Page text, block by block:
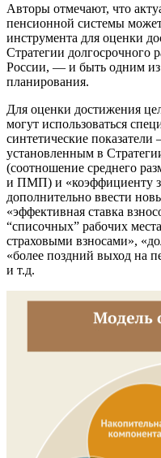
Авторы отмечают, что
пенсионной системы может
инструмента для оценки
Стратегии долгосрочного
России, — и быть одним из
планирования.
Для оценки достижения
могут использоваться
синтетические
установленным в
(соотношение среднего
и ПМП) и «коэффициенту
дополнительно ввести
«эффективная ставка
“списочных” рабочих
страховыми взносами»,
«более поздний выход на
и т.д.